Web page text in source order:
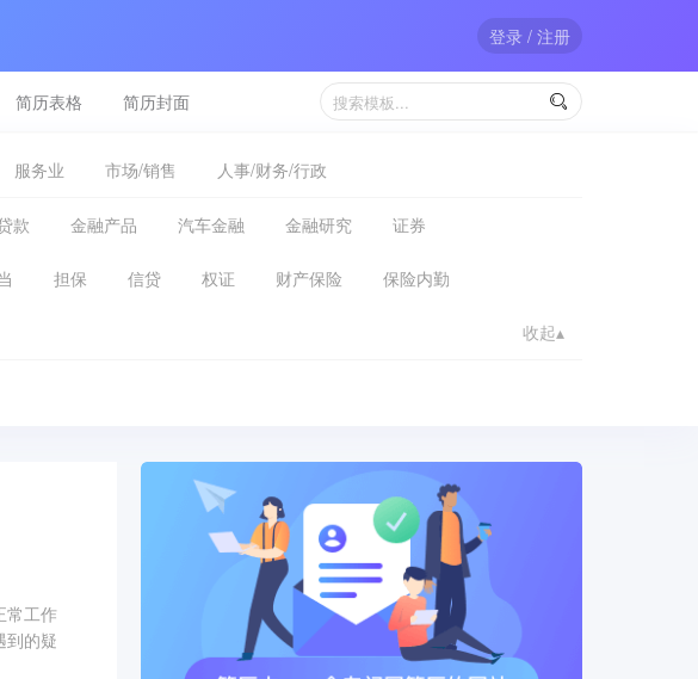
登录 / 注册
简历表格 简历封面 
服务业 市场/销售 人事/财务/行政
款 金融产品 汽车金融 金融研究 证券
担保 信贷 权证 财产保险 保险内勤
收起▴
常工作
到的疑